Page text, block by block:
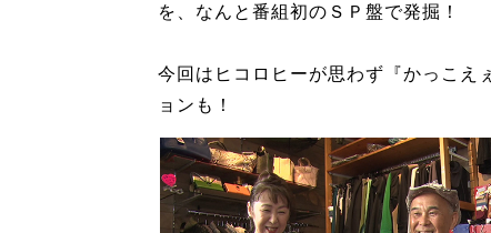
を、なんと番組初のＳＰ盤で発掘！
今回はヒコロヒーが思わず『かっこえ
ョンも！